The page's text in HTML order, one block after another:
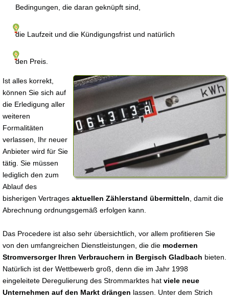
Bedingungen, die daran geknüpft sind,
die Laufzeit und die Kündigungsfrist und natürlich
den Preis.
Ist alles korrekt,
können Sie sich auf
die Erledigung aller
weiteren
Formalitäten
verlassen, Ihr neuer
Anbieter wird für Sie
tätig. Sie müssen
lediglich den zum
Ablauf des
bisherigen Vertrages aktuellen Zählerstand übermitteln , damit die
Abrechnung ordnungsgemäß erfolgen kann.
Das Procedere ist also sehr übersichtlich, vor allem profitieren Sie
von den umfangreichen Dienstleistungen, die die modernen
Stromversorger Ihren Verbrauchern in Bergisch Gladbach bieten.
Natürlich ist der Wettbewerb groß, denn die im Jahr 1998
eingeleitete Deregulierung des Strommarktes hat viele neue
Unternehmen auf den Markt drängen lassen. Unter dem Strich